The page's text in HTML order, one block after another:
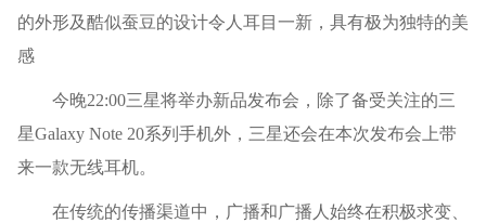
的外形及酷似蚕豆的设计令人耳目一新，具有极为独特的美
感
今晚22:00三星将举办新品发布会，除了备受关注的三
星Galaxy Note 20系列手机外，三星还会在本次发布会上带
来一款无线耳机。
在传统的传播渠道中，广播和广播人始终在积极求变、